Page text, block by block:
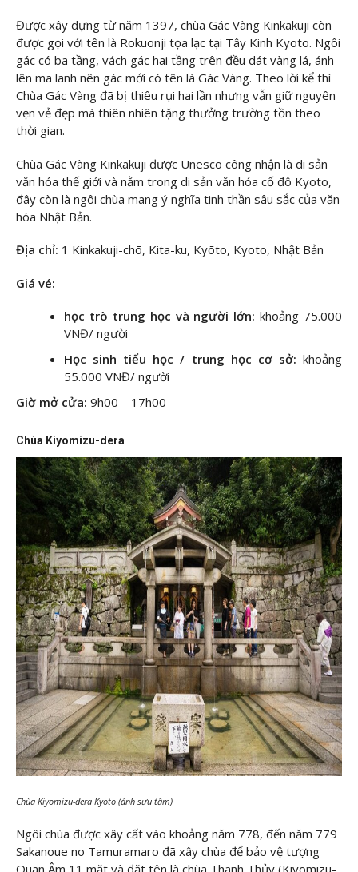
Được xây dựng từ năm 1397, chùa Gác Vàng Kinkakuji còn
được gọi với tên là Rokuonji tọa lạc tại Tây Kinh Kyoto. Ngôi
gác có ba tầng, vách gác hai tầng trên đều dát vàng lá, ánh
lên ma lanh nên gác mới có tên là Gác Vàng. Theo lời kể thì
Chùa Gác Vàng đã bị thiêu rụi hai lần nhưng vẫn giữ nguyên
vẹn vẻ đẹp mà thiên nhiên tặng thưởng trường tồn theo
thời gian.
Chùa Gác Vàng Kinkakuji được Unesco công nhận là di sản
văn hóa thế giới và nằm trong di sản văn hóa cố đô Kyoto,
đây còn là ngôi chùa mang ý nghĩa tinh thần sâu sắc của văn
hóa Nhật Bản.
Địa chỉ: 1 Kinkakuji-chō, Kita-ku, Kyōto, Kyoto, Nhật Bản
Giá vé:
học trò trung học và người lớn: khoảng 75.000
VNĐ/ người
Học sinh tiểu học / trung học cơ sở: khoảng
55.000 VNĐ/ người
Giờ mở cửa: 9h00 – 17h00
Chùa Kiyomizu-dera
Chùa Kiyomizu-dera Kyoto (ảnh sưu tầm)
Ngôi chùa được xây cất vào khoảng năm 778, đến năm 779
Sakanoue no Tamuramaro đã xây chùa để bảo vệ tượng
Quan Âm 11 mặt và đặt tên là chùa Thanh Thủy (Kiyomizu-